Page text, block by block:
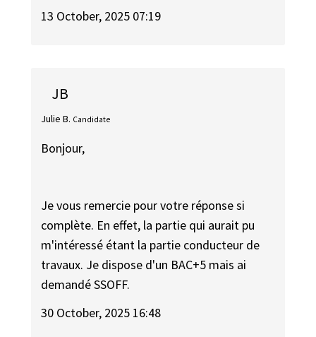
13 October, 2025 07:19
JB
Julie B. Candidate
Bonjour,
Je vous remercie pour votre réponse si
complète. En effet, la partie qui aurait pu
m'intéressé étant la partie conducteur de
travaux. Je dispose d'un BAC+5 mais ai
demandé SSOFF.
30 October, 2025 16:48